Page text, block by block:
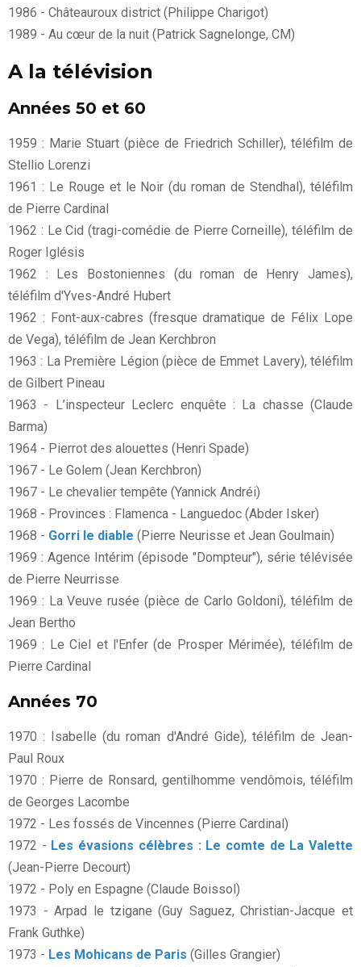
1986 - Châteauroux district (Philippe Charigot)
1989 - Au cœur de la nuit (Patrick Sagnelonge, CM)
A la télévision
Années 50 et 60
1959 : Marie Stuart (pièce de Friedrich Schiller), téléfilm de
Stellio Lorenzi
1961 : Le Rouge et le Noir (du roman de Stendhal), téléfilm
de Pierre Cardinal
1962 : Le Cid (tragi-comédie de Pierre Corneille), téléfilm de
Roger Iglésis
1962 : Les Bostoniennes (du roman de Henry James),
téléfilm d'Yves-André Hubert
1962 : Font-aux-cabres (fresque dramatique de Félix Lope
de Vega), téléfilm de Jean Kerchbron
1963 : La Première Légion (pièce de Emmet Lavery), téléfilm
de Gilbert Pineau
1963 - L’inspecteur Leclerc enquête : La chasse (Claude
Barma)
1964 - Pierrot des alouettes (Henri Spade)
1967 - Le Golem (Jean Kerchbron)
1967 - Le chevalier tempête (Yannick Andréi)
1968 - Provinces : Flamenca - Languedoc (Abder Isker)
1968 - Gorri le diable (Pierre Neurisse et Jean Goulmain)
1969 : Agence Intérim (épisode "Dompteur"), série télévisée
de Pierre Neurrisse
1969 : La Veuve rusée (pièce de Carlo Goldoni), téléfilm de
Jean Bertho
1969 : Le Ciel et l'Enfer (de Prosper Mérimée), téléfilm de
Pierre Cardinal
Années 70
1970 : Isabelle (du roman d'André Gide), téléfilm de Jean-
Paul Roux
1970 : Pierre de Ronsard, gentilhomme vendômois, téléfilm
de Georges Lacombe
1972 - Les fossés de Vincennes (Pierre Cardinal)
1972 - Les évasions célèbres : Le comte de La Valette
(Jean-Pierre Decourt)
1972 - Poly en Espagne (Claude Boissol)
1973 - Arpad le tzigane (Guy Saguez, Christian-Jacque et
Frank Guthke)
1973 - Les Mohicans de Paris (Gilles Grangier)